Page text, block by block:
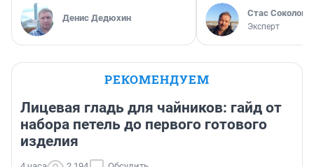
Денис Дедюхин Стас Соколов
Эксперт
РЕКОМЕНДУЕМ
Лицевая гладь для чайников: гайд от
набора петель до первого готового
изделия